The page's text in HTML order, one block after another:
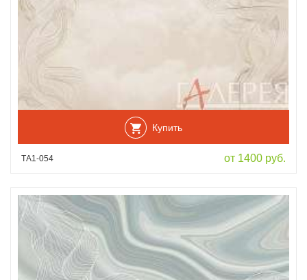
Купить
ТА1-054 от 1400 руб.